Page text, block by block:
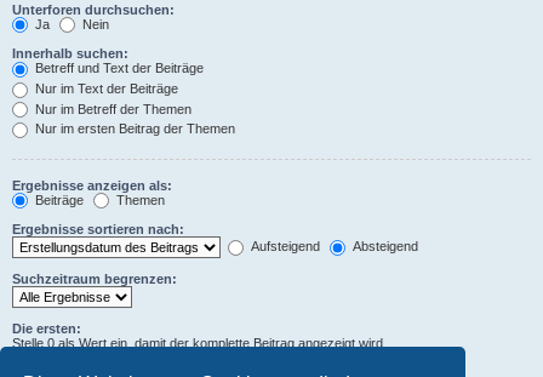
Unterforen durchsuchen:
Ja
Nein
Innerhalb suchen:
Betreff und Text der Beiträge
Nur im Text der Beiträge
Nur im Betreff der Themen
Nur im ersten Beitrag der Themen
Ergebnisse anzeigen als:
Beiträge
Themen
Ergebnisse sortieren nach:
Aufsteigend
Absteigend
Suchzeitraum begrenzen:
Die ersten:
Stelle 0 als Wert ein, damit der komplette Beitrag angezeigt wird.